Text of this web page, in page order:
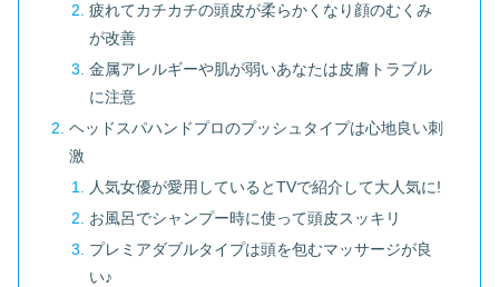
疲れてカチカチの頭皮が柔らかくなり顔のむくみ
が改善
金属アレルギーや肌が弱いあなたは皮膚トラブル
に注意
ヘッドスパハンドプロのプッシュタイプは心地良い刺
激
人気女優が愛用しているとTVで紹介して大人気に!
お風呂でシャンプー時に使って頭皮スッキリ
プレミアダブルタイプは頭を包むマッサージが良
い♪